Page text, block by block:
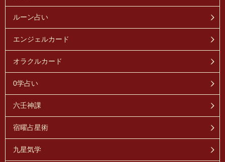
ルーン占い
エンジェルカード
オラクルカード
0学占い
六壬神課
宿曜占星術
九星気学